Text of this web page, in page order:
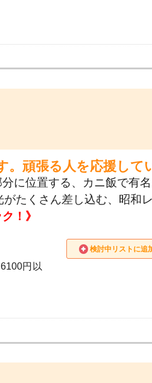
頑張る人を応援して
に位置する、カニ飯で有
たくさん差し込む、昭和
！》
円以
検討中リストに追